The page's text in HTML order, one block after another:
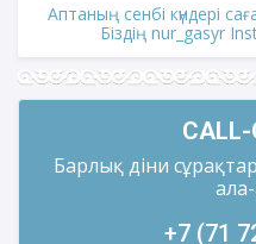
Аптаның сенбі күндері
Біздің nur_gasyr
Барлық діни
+7 (71